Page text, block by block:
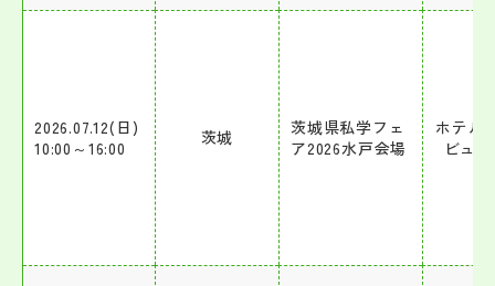
2026.07.12(日)
10:00～16:00
茨城
茨城県私学フェ
ア2026水戸会場
ホテル
ビュ